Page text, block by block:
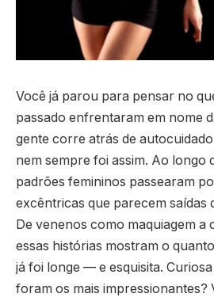
Você já parou para pensar no
passado enfrentaram em nome
gente corre atrás de
nem sempre foi assim. Ao longo
padrões femininos passearam
excêntricas que parecem saídas
De venenos como maquiagem a
essas histórias mostram o
já foi longe — e esquisita.
foram os mais impressionantes?